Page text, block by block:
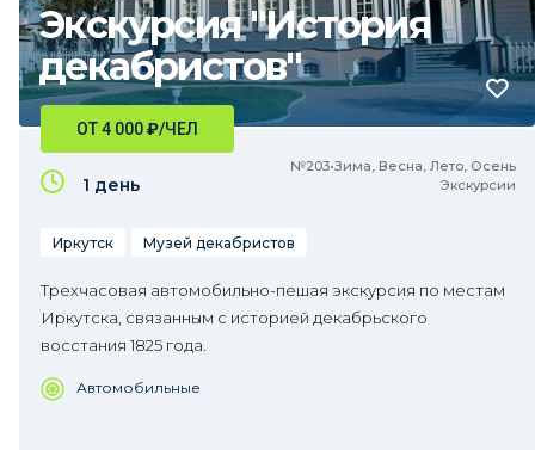
Экскурсия "История
декабристов"
№203•Зима, Весна, Лето, Осень
Экскурсии
ОТ 4 000₽/ЧЕЛ
1 день
Иркутск Музей декабристов
Трехчасовая автомобильно-пешая экскурсия по местам
Иркутска, связанным с историей декабрьского
восстания 1825 года.
Автомобильные